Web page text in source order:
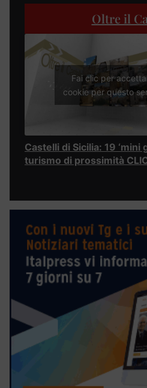
Oltre il
Fai clic per
cookie per questo
Castelli di Sicilia: 19 ‘mini
turismo di prossimità